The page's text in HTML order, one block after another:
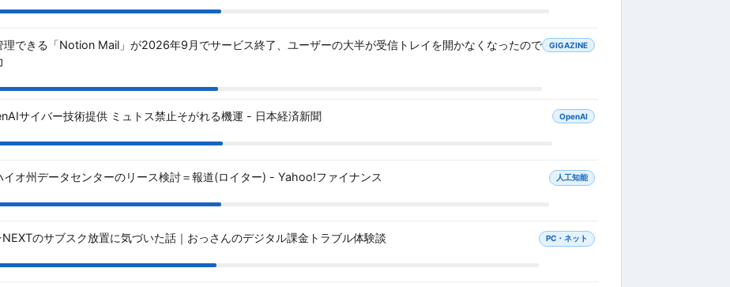
理できる「Notion Mail」が2026年9月でサービス終了、ユーザーの大半が受信トレイを開かなくなったので
GIGAZINE
サイバー技術提供 ミュトス禁止そがれる機運 - 日本経済新聞 OpenAI
イオ州データセンターのリース検討＝報道(ロイター) - Yahoo!ファイナンス 人工知能
のサブスク放置に気づいた話｜おっさんのデジタル課金トラブル体験談 PC・ネット